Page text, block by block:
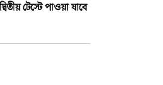
টেস্টে পাওয়া যাবে